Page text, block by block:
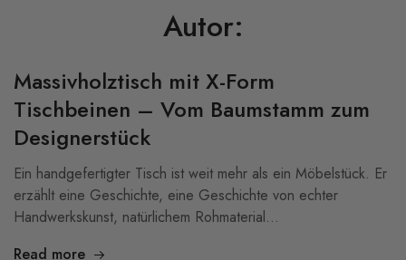
Autor:
Massivholztisch mit X-Form
Tischbeinen – Vom Baumstamm zum
Designerstück
Ein handgefertigter Tisch ist weit mehr als ein Möbelstück. Er
erzählt eine Geschichte, eine Geschichte von echter
Handwerkskunst, natürlichem Rohmaterial…
Read more